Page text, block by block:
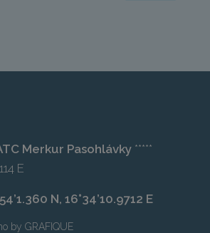
Merkur Pasohlávky *****
E
N, 16°34’10.9712 E
by GRAFIQUE